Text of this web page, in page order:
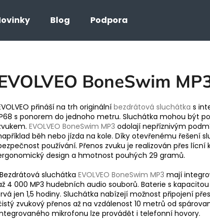
Blog Podpora
BoneSwim
přináší na trh originální bezdrátová sluchátka s
s ponorem do jednoho metru. Sluchátka mohou být
EVOLVEO BoneSwim MP3 odolají nepříznivým
běh nebo jízda na kole. Díky otevřenému řešení
používání. Přenos zvuku je realizován přes
design a hmotnost pouhých 29 gramů.
sluchátka EVOLVEO BoneSwim MP3 mají
4 000 MP3 hudebních audio souborů. Baterie s
jen 1,5 hodiny. Sluchátka nabízejí možnost připojení
zvukový přenos až na vzdálenost 10 metrů od
mikrofonu lze provádět i telefonní hovory.